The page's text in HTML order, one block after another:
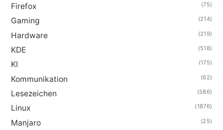
Firefox (75)
Gaming (214)
Hardware (219)
KDE (518)
KI (175)
Kommunikation (62)
Lesezeichen (586)
Linux (1876)
Manjaro (25)